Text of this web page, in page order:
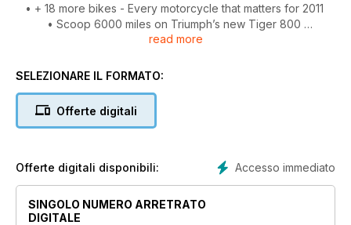
• + 18 more bikes - Every motorcycle that matters for 2011
• Scoop 6000 miles on Triumph’s new Tiger 800
• 18 countries, three weeks, two sets of tyres, Triumph Tiger
perfect leather suit... 11 ways to better braking... Buyer’s
Guide: Winter jackets... Kawasaki’s GPz900
read more
SELEZIONARE IL FORMATO:
Offerte digitali
Accesso immediato
Offerte digitali disponibili:
SINGOLO NUMERO ARRETRATO
DIGITALE